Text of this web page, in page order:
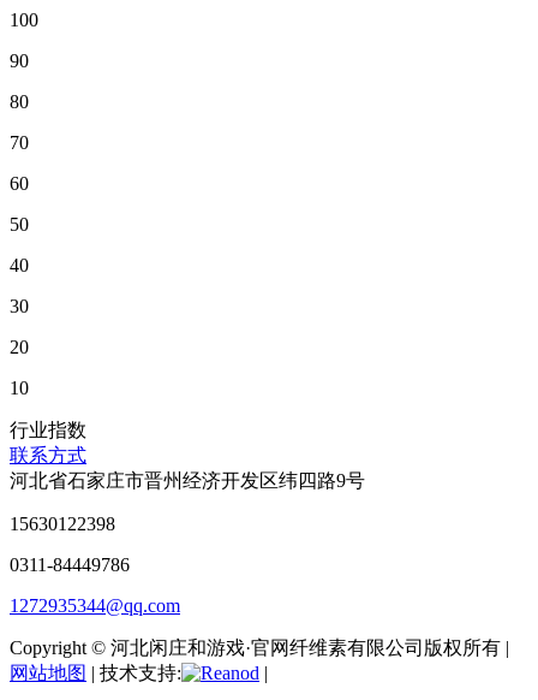
100
90
80
70
60
50
40
30
20
10
行业指数
联系方式
河北省石家庄市晋州经济开发区纬四路9号
15630122398
0311-84449786
1272935344@qq.com
Copyright © 河北闲庄和游戏·官网纤维素有限公司版权所有 |
网站地图 | 技术支持: |